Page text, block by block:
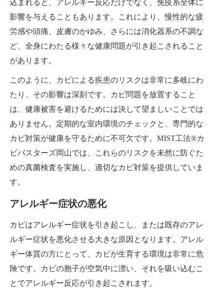
込まれると、アレルギー反応だけでなく、免疫系全体に
影響を与えることもあります。これにより、慢性的な疲
労感や頭痛、皮膚のかゆみ、さらには消化器系の不調な
ど、全身にわたる様々な健康問題が引き起こされること
があります。
このように、カビによる疾患のリスクは非常に多岐にわ
たり、その影響は深刻です。カビ問題を放置すること
は、健康被害を避けるためには決して望ましいことでは
ありません。定期的な室内環境のチェックと、専門的な
カビ対策が健康を守るために不可欠です。MIST工法®カ
ビバスターズ岡山では、これらのリスクを未然に防ぐた
めの真菌検査を実施し、適切なカビ対策を提供していま
す。
アレルギー症状の悪化
カビはアレルギー症状を引き起こし、または既存のアレ
ルギー症状を悪化させる大きな原因となります。アレル
ギー体質の方にとって、カビが生育する環境は非常に危
険です。カビの胞子が空気中に漂い、それを吸い込むこ
とでアレルギー反応が引き起こされます。